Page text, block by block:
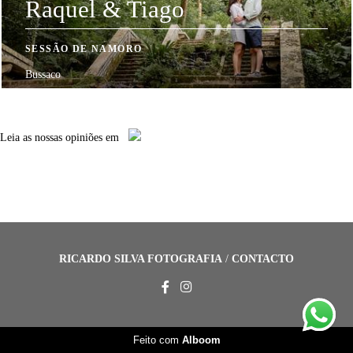
Raquel & Tiago
SESSÃO DE NAMORO
Bussaco
RICARDO SILVA FOTOGRAFIA / CONTACTO
Feito com Alboom
Leia as nossas opiniões em